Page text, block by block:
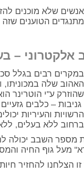
אנשים שלא מוכנים להזריק "גוף
מתנגדים הטוענים
אלקטרוני –
במקרים רבים בגלל
האהוב שלה במכוניתו,
שהוזרק ע"י הוטרינר
גניבות – כלבים
הרשויות והעיריות
ברחוב ללא בעלים,
מספר השבב יכולה
מעל גוף החיה
הצלחנו להחזיר